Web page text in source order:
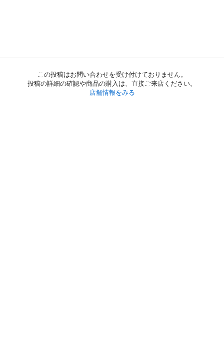
この投稿はお問い合わせを受け付けておりません。
投稿の詳細の確認や商品の購入は、直接ご来店ください。
店舗情報をみる